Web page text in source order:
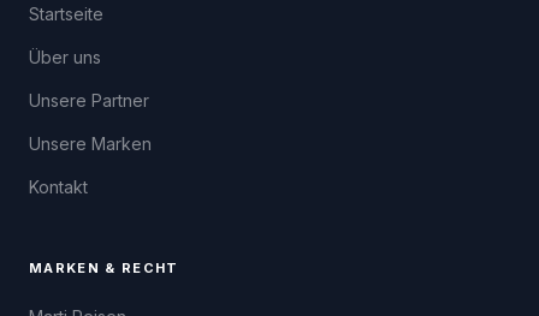
Startseite
Über uns
Unsere Partner
Unsere Marken
Kontakt
MARKEN & RECHT